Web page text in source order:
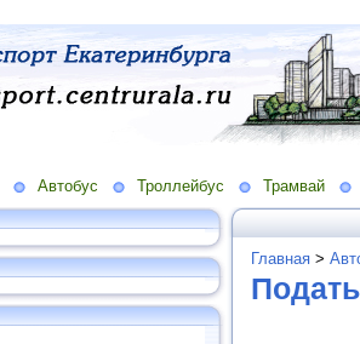
Автобус Троллейбус Трамвай
Главная >